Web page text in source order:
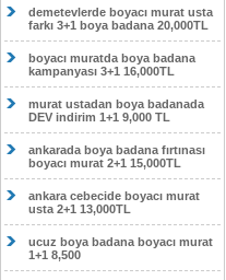
demetevlerde boyacı murat usta
farkı 3+1 boya badana 20,000TL
boyacı muratda boya badana
kampanyası 3+1 16,000TL
murat ustadan boya badanada
DEV indirim 1+1 9,000 TL
ankarada boya badana fırtınası
boyacı murat 2+1 15,000TL
ankara cebecide boyacı murat
usta 2+1 13,000TL
ucuz boya badana boyacı murat
1+1 8,500